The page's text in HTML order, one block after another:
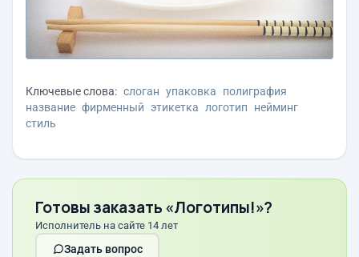
Ключевые слова: слоган упаковка
полиграфия
название фирменный этикетка логотип
нейминг
стиль
Готовы заказать «Логотипы!»?
Исполнитель на сайте 14 лет
Задать вопрос